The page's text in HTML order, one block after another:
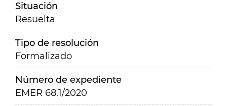
Situación
Resuelta
Tipo de resolución
Formalizado
Número de expediente
EMER 68.1/2020